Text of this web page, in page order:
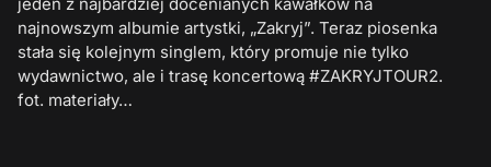
jeden z najbardziej docenianych kawałków na
najnowszym albumie artystki, „Zakryj”. Teraz piosenka
stała się kolejnym singlem, który promuje nie tylko
wydawnictwo, ale i trasę koncertową #ZAKRYJTOUR2.
fot. materiały…